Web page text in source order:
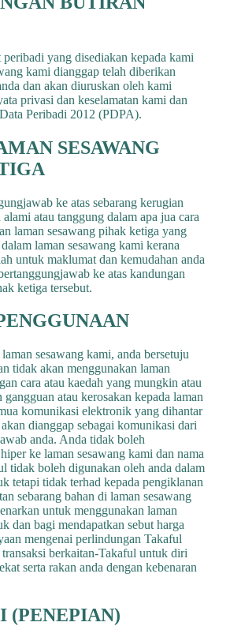
peribadi yang disediakan kepada kami
kami dianggap telah diberikan
dan akan diuruskan oleh kami
privasi dan keselamatan kami dan
Peribadi 2012 (PDPA).
SESAWANG
ke atas sebarang kerugian
atau tanggung dalam apa jua cara
laman sesawang pihak ketiga yang
laman sesawang kami kerana
untuk maklumat dan kemudahan anda
ke atas kandungan
ketiga tersebut.
sesawang kami, anda bersetuju
tidak akan menggunakan laman
cara atau kaedah yang mungkin atau
atau kerosakan kepada laman
komunikasi elektronik yang dihantar
dianggap sebagai komunikasi dari
anda. Anda tidak boleh
ke laman sesawang kami dan nama
tidak boleh digunakan oleh anda dalam
tetapi tidak terhad kepada pengiklanan
sebarang bahan di laman sesawang
untuk menggunakan laman
dan bagi mendapatkan sebut harga
mengenai perlindungan Takaful
berkaitan-Takaful untuk diri
serta rakan anda dengan kebenaran
(PENEPIAN)